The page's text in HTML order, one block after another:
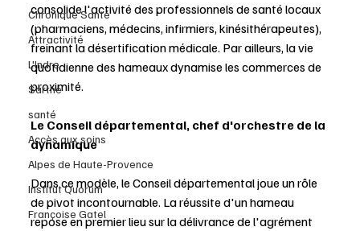
Chronique Santé
Attractivité
L'Indre
Sarthe
santé
Accès aux soins
Alpes de Haute-Provence
Institut Quorum
Françoise Gatel
consolide l'activité des professionnels de santé locaux
(pharmaciens, médecins, infirmiers, kinésithérapeutes),
freinant la désertification médicale. Par ailleurs, la vie
quotidienne des hameaux dynamise les commerces de
proximité.
Le Conseil départemental, chef d'orchestre de la
dynamique
Dans ce modèle, le Conseil départemental joue un rôle
de pivot incontournable. La réussite d'un hameau
repose en premier lieu sur la délivrance de l'agrément